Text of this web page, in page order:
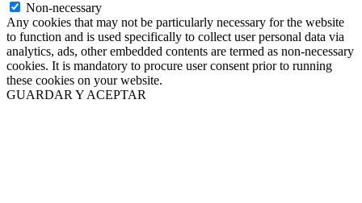
Non-necessary
Any cookies that may not be particularly necessary for the website
to function and is used specifically to collect user personal data via
analytics, ads, other embedded contents are termed as non-necessary
cookies. It is mandatory to procure user consent prior to running
these cookies on your website.
GUARDAR Y ACEPTAR